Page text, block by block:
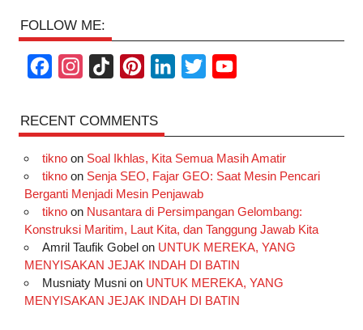
FOLLOW ME:
c
e
b
o
k
s
t
a
r
a
m
k
T
o
k
n
t
e
e
s
k
e
I
n
t
t
r
T
u
e
RECENT COMMENTS
tiknoon Soal Ikhlas, Kita Semua Masih Amatir
tiknoon Senja SEO, Fajar GEO: Saat Mesin Pencari
Berganti Menjadi Mesin Penjawab
tiknoon Nusantara di Persimpangan Gelombang:
Konstruksi Maritim, Laut Kita, dan Tanggung Jawab Kita
Amril Taufik Gobelon UNTUK MEREKA, YANG
MENYISAKAN JEJAK INDAH DI BATIN
Musniaty Musnion UNTUK MEREKA, YANG
MENYISAKAN JEJAK INDAH DI BATIN